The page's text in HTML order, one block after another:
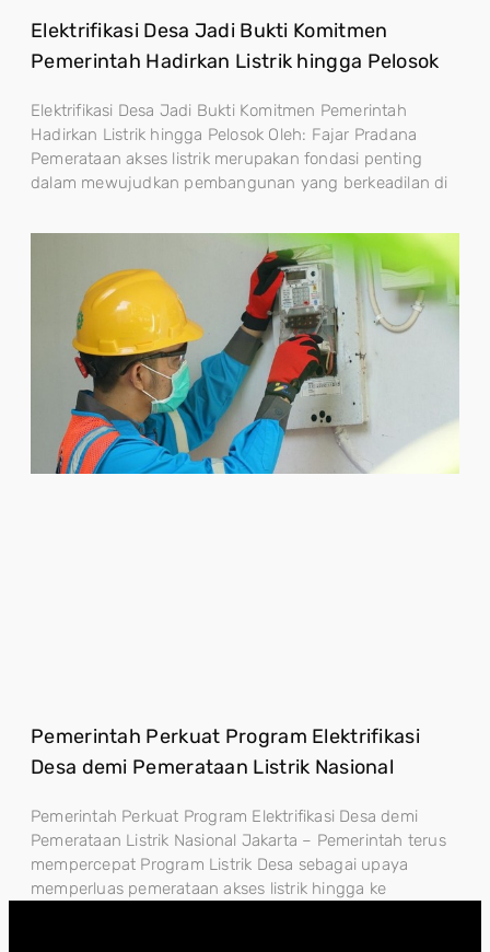
Elektrifikasi Desa Jadi Bukti Komitmen
Pemerintah Hadirkan Listrik hingga Pelosok
Elektrifikasi Desa Jadi Bukti Komitmen Pemerintah
Hadirkan Listrik hingga Pelosok Oleh: Fajar Pradana
Pemerataan akses listrik merupakan fondasi penting
dalam mewujudkan pembangunan yang berkeadilan di
Pemerintah Perkuat Program Elektrifikasi
Desa demi Pemerataan Listrik Nasional
Pemerintah Perkuat Program Elektrifikasi Desa demi
Pemerataan Listrik Nasional Jakarta – Pemerintah terus
mempercepat Program Listrik Desa sebagai upaya
memperluas pemerataan akses listrik hingga ke